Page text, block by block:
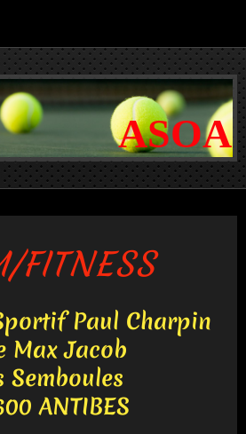
ASOA
FITNESS
Paul Charpin
Max Jacob
Semboules
ANTIBES